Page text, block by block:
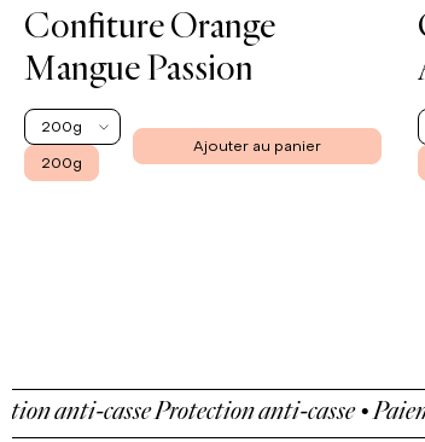
Confiture Orange
Mangue Passion
200g
200g
Ajouter au panier
casseProtection anti-casse • Paiement